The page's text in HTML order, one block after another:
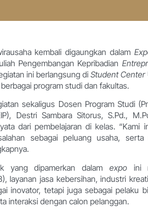
kembali digaungkan dalam
Pengembangan Kepribadian
ini berlangsung diStudent Center
program studi dan fakultas.
sekaligus Dosen Program Studi
Destri Sambara Sitorus, S.Pd.,
dari pembelajaran di kelas.
sebagai peluang usaha,
yang dipamerkan dalam expo ini
layanan jasa kebersihan, industri
inovator, tetapi juga sebagai pelaku
interaksi dengan calon pelanggan.